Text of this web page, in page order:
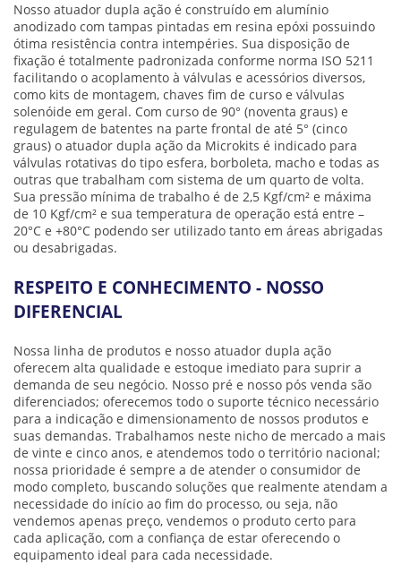
Nosso atuador dupla ação é construído em alumínio
anodizado com tampas pintadas em resina epóxi possuindo
ótima resistência contra intempéries. Sua disposição de
fixação é totalmente padronizada conforme norma ISO 5211
facilitando o acoplamento à válvulas e acessórios diversos,
como kits de montagem, chaves fim de curso e válvulas
solenóide em geral. Com curso de 90° (noventa graus) e
regulagem de batentes na parte frontal de até 5° (cinco
graus) o atuador dupla ação da Microkits é indicado para
válvulas rotativas do tipo esfera, borboleta, macho e todas as
outras que trabalham com sistema de um quarto de volta.
Sua pressão mínima de trabalho é de 2,5 Kgf/cm² e máxima
de 10 Kgf/cm² e sua temperatura de operação está entre –
20°C e +80°C podendo ser utilizado tanto em áreas abrigadas
ou desabrigadas.
RESPEITO E CONHECIMENTO - NOSSO
DIFERENCIAL
Nossa linha de produtos e nosso atuador dupla ação
oferecem alta qualidade e estoque imediato para suprir a
demanda de seu negócio. Nosso pré e nosso pós venda são
diferenciados; oferecemos todo o suporte técnico necessário
para a indicação e dimensionamento de nossos produtos e
suas demandas. Trabalhamos neste nicho de mercado a mais
de vinte e cinco anos, e atendemos todo o território nacional;
nossa prioridade é sempre a de atender o consumidor de
modo completo, buscando soluções que realmente atendam a
necessidade do início ao fim do processo, ou seja, não
vendemos apenas preço, vendemos o produto certo para
cada aplicação, com a confiança de estar oferecendo o
equipamento ideal para cada necessidade.